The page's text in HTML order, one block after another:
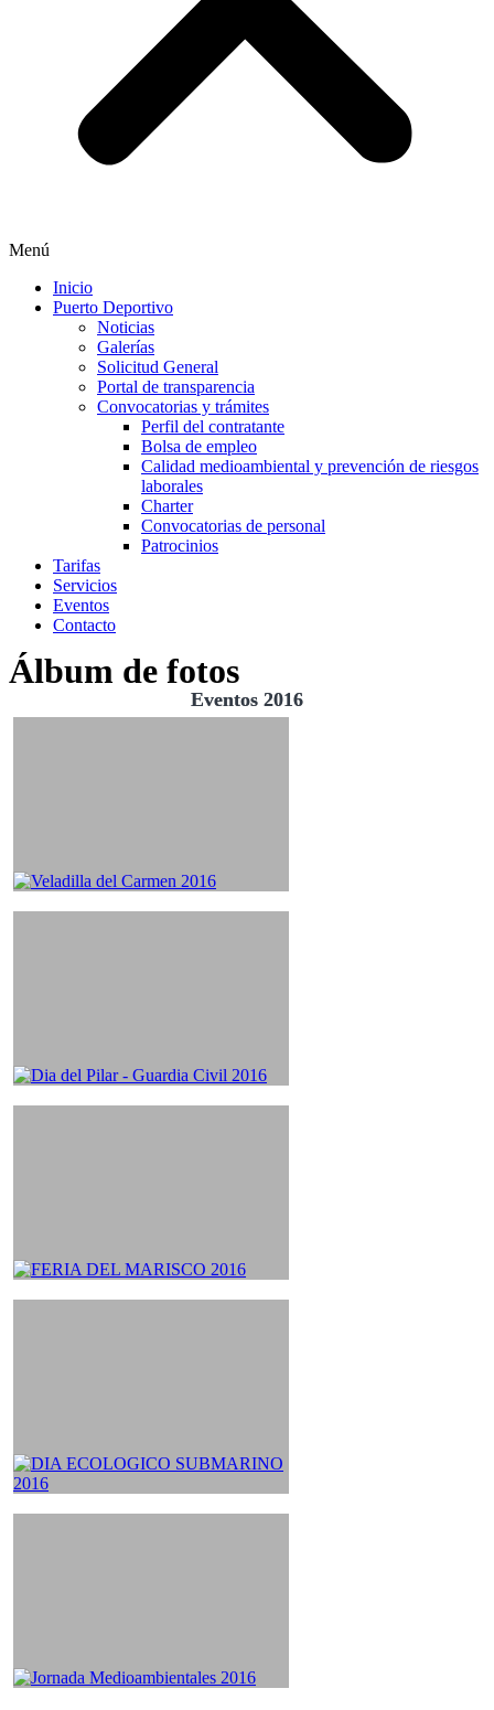
Menú
Inicio
Puerto Deportivo
Noticias
Galerías
Solicitud General
Portal de transparencia
Convocatorias y trámites
Perfil del contratante
Bolsa de empleo
Calidad medioambiental y prevención de riesgos
laborales
Charter
Convocatorias de personal
Patrocinios
Tarifas
Servicios
Eventos
Contacto
Álbum de fotos
Eventos 2016